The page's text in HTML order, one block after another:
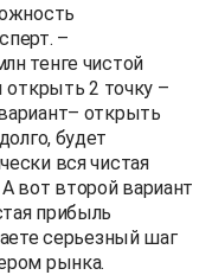
–
тенге чистой
открыть 2 точку –
открыть
будет
вся чистая
вот второй вариант
прибыль
серьезный шаг
рынка.